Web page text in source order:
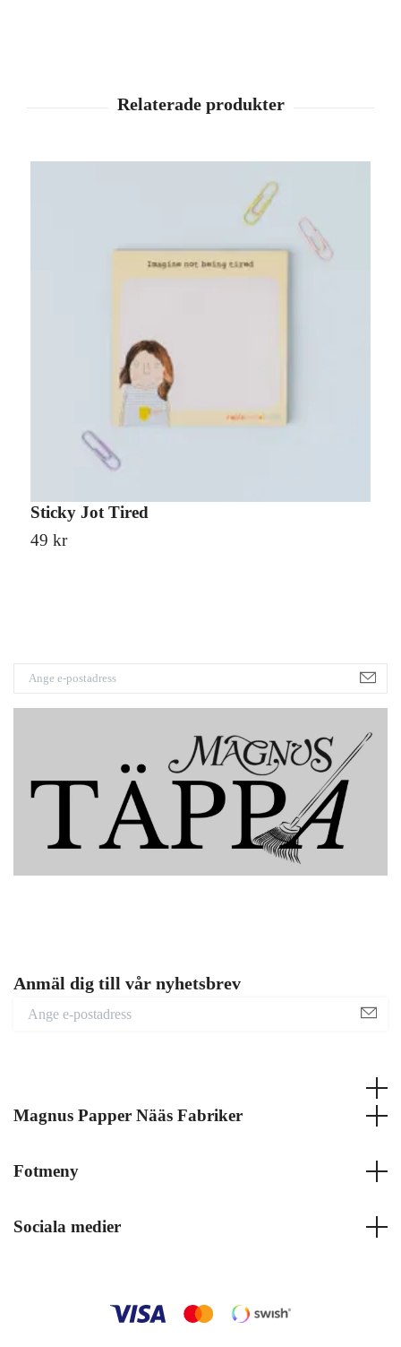
Sticky Jot Tired
49 kr
Anmäl dig till vår nyhetsbrev
Magnus Papper Nääs Fabriker
Fotmeny
Sociala medier